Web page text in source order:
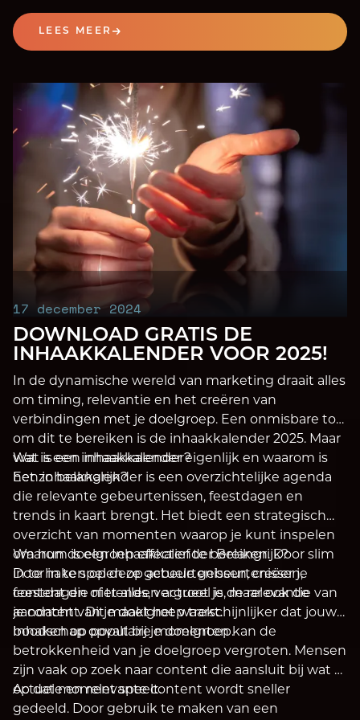
LEES MEER
17 december 2024
DOWNLOAD GRATIS DE
INHAAKKALENDER VOOR 2025!
In de dynamische wereld van marketing draait alles
om timing, relevantie en het creëren van
verbindingen met je doelgroep. Een onmisbare tool
om dit te bereiken is de inhaakkalender 2025. Maar
wat is een inhaakkalender eigenlijk en waarom is
het zo belangrijk?
Wat is een inhaakkalender?
Een inhaakkalender is een overzichtelijke agenda
die relevante gebeurtenissen, feestdagen en
trends in kaart brengt. Het biedt een strategisch
overzicht van momenten waarop je kunt inspelen
om hun doelgroep effectief te bereiken. Door slim
in te haken op deze gebeurtenissen, creëer je
content die niet alleen actueel is, maar ook de
aandacht van je doelgroep trekt.
Waarom is een Inhaakkalender Belangrijk?
Door in te spelen op actuele gebeurtenissen,
feestdagen of trends, vergroot je de relevantie van
je content. Dit maakt het waarschijnlijker dat jouw
boodschap opvalt bij je doelgroep.
Inhaken op populaire momenten kan de
betrokkenheid van je doelgroep vergroten. Mensen
zijn vaak op zoek naar content die aansluit bij wat er
op dat moment speelt.
Actuele en relevante content wordt sneller
gedeeld. Door gebruik te maken van een